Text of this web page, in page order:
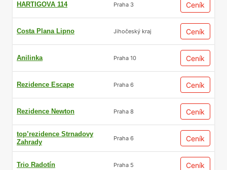
HARTIGOVA 114 Praha 3 Ceník
Costa Plana Lipno Jihočeský kraj Ceník
Anilinka Praha 10 Ceník
Rezidence Escape Praha 6 Ceník
Rezidence Newton Praha 8 Ceník
top’rezidence Strnadovy
Zahrady
Praha 6 Ceník
Trio Radotín Praha 5 Ceník